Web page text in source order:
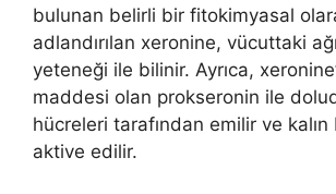
bulunan belirli bir fitokimyasal
adlandırılan xeronine, vücuttaki
yeteneği ile bilinir. Ayrıca,
maddesi olan prokseronin ile
hücreleri tarafından emilir ve kalın
aktive edilir.